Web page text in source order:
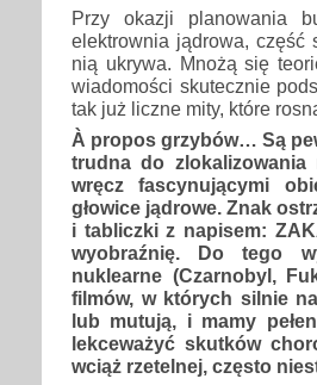
Przy okazji planowania
elektrownia jądrowa, część
nią ukrywa. Mnożą się
wiadomości skutecznie
tak już liczne mity, które
À propos grzybów… Są
trudna do zlokalizowania
wręcz fascynującymi
głowice jądrowe. Znak
i tabliczki z napisem:
wyobraźnię. Do tego
nuklearne (Czarnobyl,
filmów, w których silnie
lub mutują, i mamy
lekceważyć skutków
wciąż rzetelnej, często